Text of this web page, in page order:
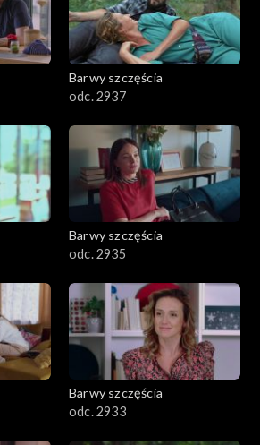
Barwy szczęścia
odc. 2937
Barwy szczęścia
odc. 2935
Barwy szczęścia
odc. 2933